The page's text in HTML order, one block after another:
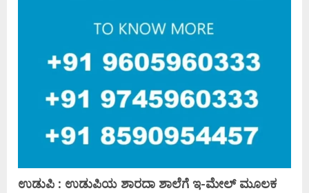
ಉಡುಪಿ : ಉಡುಪಿಯ ಶಾರದಾ ಶಾಲೆಗೆ ಇ-ಮೇಲ್ ಮೂಲಕ